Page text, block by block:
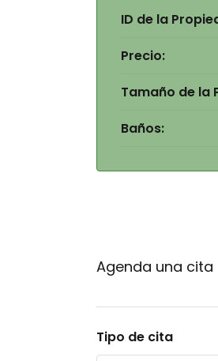
ID de la
Precio:
Tamaño de la
Baños:
Agenda una cita
Tipo de cita